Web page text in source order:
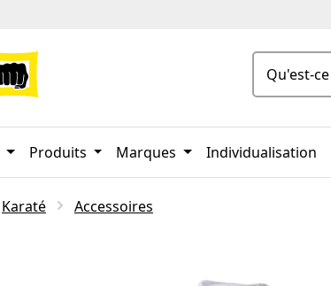
Produits Marques Individualisation
Karaté Accessoires